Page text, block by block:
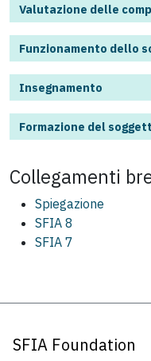
Valutazione delle
Funzionamento dello
Insegnamento
Formazione del
Collegamenti
Spiegazione
SFIA 8
SFIA 7
SFIA Foundation